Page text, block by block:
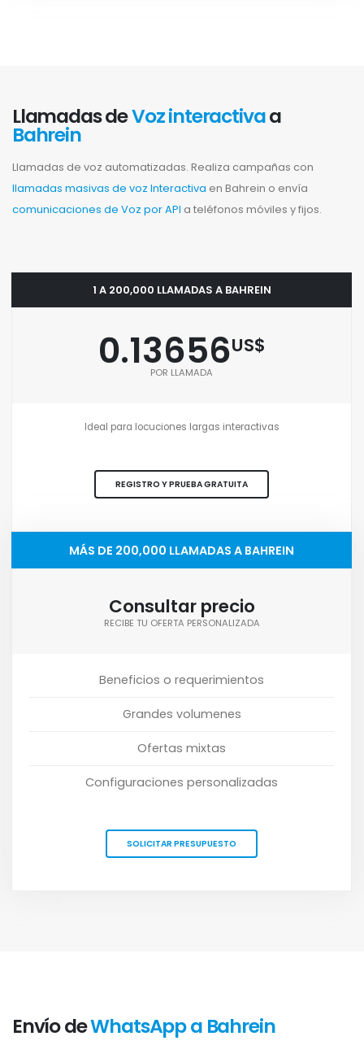
Llamadas deVoz interactivaa
Bahrein
Llamadas de voz automatizadas. Realiza campañas con
llamadas masivas de voz Interactiva en Bahrein o envía
comunicaciones de Voz por API a teléfonos móviles y fijos.
1 A 200,000 LLAMADAS A BAHREIN
0.13656US$
POR LLAMADA
Ideal para locuciones largas interactivas
REGISTRO Y PRUEBA GRATUITA
MÁS DE 200,000 LLAMADAS A BAHREIN
Consultar precio
RECIBE TU OFERTA PERSONALIZADA
Beneficios o requerimientos
Grandes volumenes
Ofertas mixtas
Configuraciones personalizadas
SOLICITAR PRESUPUESTO
Envío deWhatsApp a Bahrein